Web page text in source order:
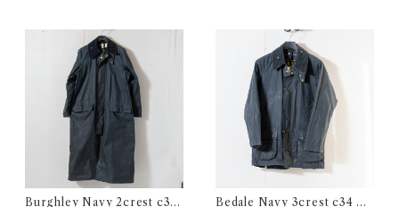
Burghley Navy 2crest c38
Bedale Navy 3crest c34 @1